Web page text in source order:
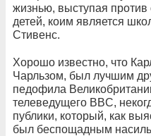
жизнью, выступая против
детей, коим является
Стивенс.
Хорошо известно, что
Чарльзом, был лучшим
педофила
телеведущего BBC,
публики, который, как
был беспощадным